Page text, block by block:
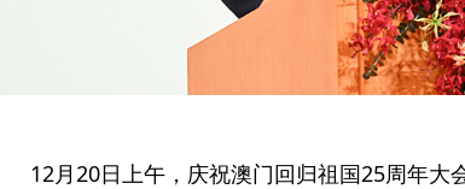
12月20日上午，庆祝澳门回归祖国25周年大